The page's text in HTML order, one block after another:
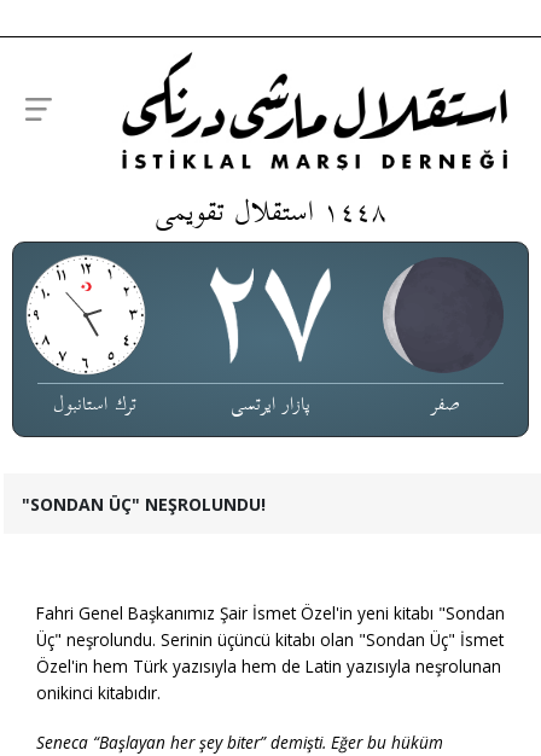
١٤٤٨ استقلال تقویمی
ترك استانبول پازار ایرتسی صفر
"SONDAN ÜÇ" NEŞROLUNDU!
Fahri Genel Başkanımız Şair İsmet Özel'in yeni kitabı "Sondan
Üç" neşrolundu. Serinin üçüncü kitabı olan "Sondan Üç" İsmet
Özel'in hem Türk yazısıyla hem de Latin yazısıyla neşrolunan
onikinci kitabıdır.
Seneca “Başlayan her şey biter” demişti. Eğer bu hüküm